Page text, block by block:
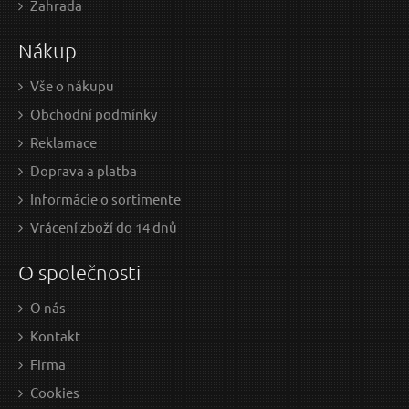
1.54 EUR bez DPH
Skladem
4,34 EUR / Ks
3.53 EUR bez DPH
Zahrada
Nákup
Vše o nákupu
Obchodní podmínky
Reklamace
Doprava a platba
Informácie o sortimente
Vrácení zboží do 14 dnů
O společnosti
O nás
Kontakt
Firma
Cookies